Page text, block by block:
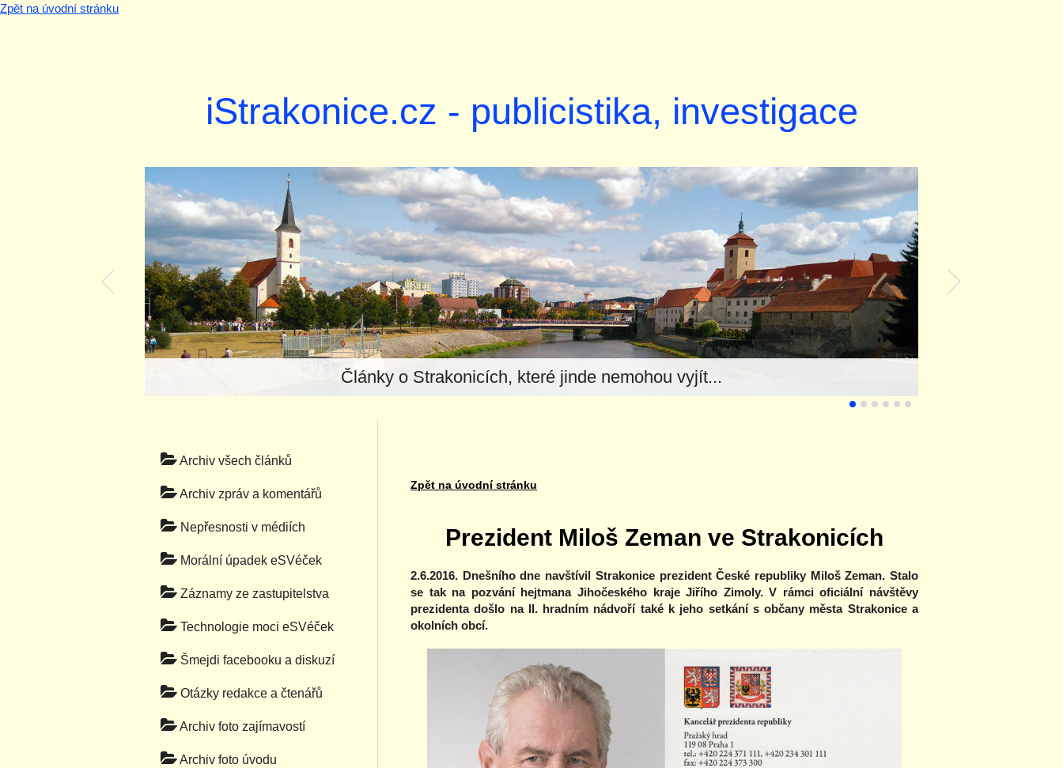
Zpět na úvodní stránku
iStrakonice.cz - publicistika, investigace
Články o Strakonicích, které jinde nemohou vyjít...
Zpět na úvodní stránku
Prezident Miloš Zeman ve Strakonicích
2.6.2016. Dnešního dne navštívil Strakonice prezident České republiky Miloš Zeman. Stalo
se tak na pozvání hejtmana Jihočeského kraje Jiřího Zimoly. V rámci oficiální návštěvy
prezidenta došlo na II. hradním nádvoří také k jeho setkání s občany města Strakonice a
okolních obcí.
Archiv všech článků
Archiv zpráv a komentářů
Nepřesnosti v médiích
Morální úpadek eSVéček
Záznamy ze zastupitelstva
Technologie moci eSVéček
Šmejdi facebooku a diskuzí
Otázky redakce a čtenářů
Archiv foto zajímavostí
Archiv foto úvodu